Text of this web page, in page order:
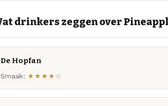
drinkers zeggen over
De Hopfan
Smaak: ★★★★☆